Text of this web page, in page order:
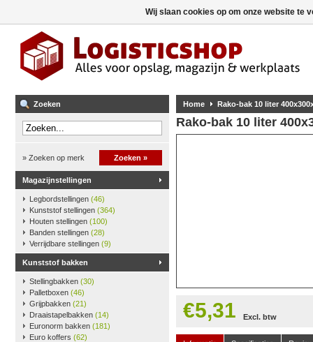
Zoeken
» Zoeken op merk Zoeken »
Magazijnstellingen
Legbordstellingen (46)
Kunststof stellingen (364)
Houten stellingen (100)
Banden stellingen (28)
Verrijdbare stellingen (9)
Kunststof bakken
Stellingbakken (30)
Palletboxen (46)
Grijpbakken (21)
Draaistapelbakken (14)
Euronorm bakken (181)
Euro koffers (62)
Home Rako-bak 10 liter
Rako-bak 10 liter
€5,31 Excl. btw
Wij slaan cookies op om onze website te